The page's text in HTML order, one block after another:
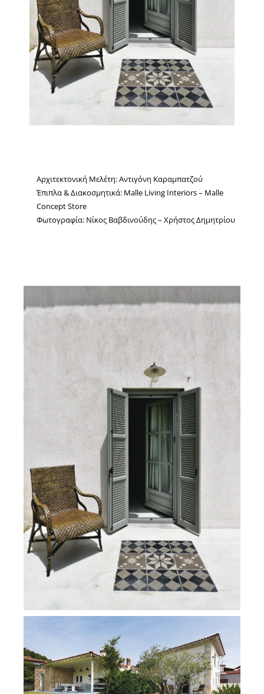
Αρχιτεκτονική Μελέτη: Αντιγόνη Καραμπατζού
Έπιπλα & Διακοσμητικά: Malle Living Interiors – Malle
Concept Store
Φωτογραφία: Νίκος Βαβδινούδης – Χρήστος Δημητρίου